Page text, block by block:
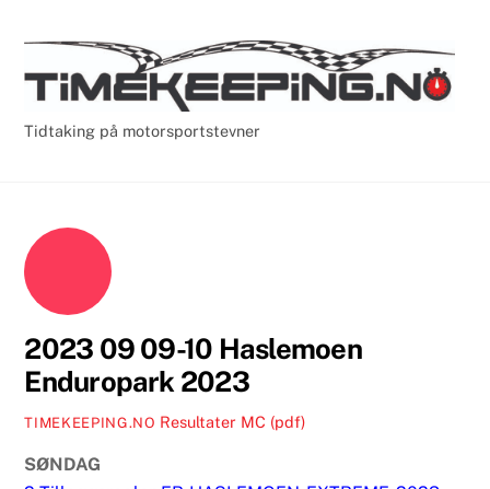
content
Tidtaking på motorsportstevner
2023 09 09-10 Haslemoen
Enduropark 2023
TIMEKEEPING.NO Resultater MC (pdf)
SØNDAG